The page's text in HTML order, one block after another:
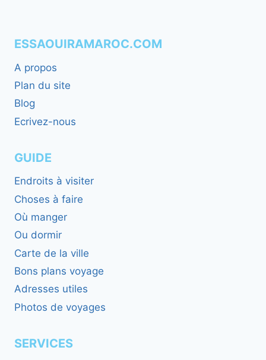
ESSAOUIRAMAROC.COM
A propos
Plan du site
Blog
Ecrivez-nous
GUIDE
Endroits à visiter
Choses à faire
Où manger
Ou dormir
Carte de la ville
Bons plans voyage
Adresses utiles
Photos de voyages
SERVICES